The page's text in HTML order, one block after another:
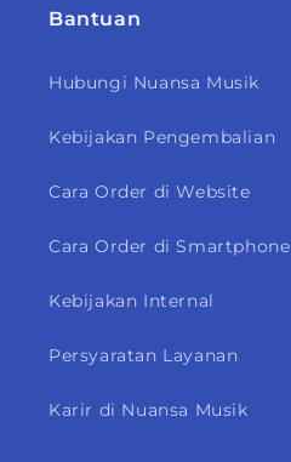
Bantuan
Hubungi Nuansa Musik
Kebijakan Pengembalian
Cara Order di Website
Cara Order di Smartphone
Kebijakan Internal
Persyaratan Layanan
Karir di Nuansa Musik